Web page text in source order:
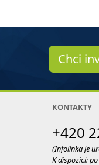
Chci
KONTAKTY
+420
(Infolinka je
K dispozici: